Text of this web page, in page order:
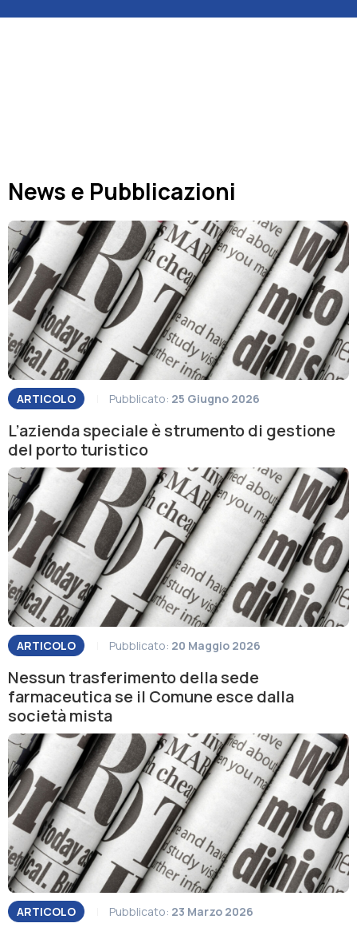
News e Pubblicazioni
ARTICOLO Pubblicato: 25 Giugno 2026
L’azienda speciale è strumento di gestione
del porto turistico
ARTICOLO Pubblicato: 20 Maggio 2026
Nessun trasferimento della sede
farmaceutica se il Comune esce dalla
società mista
ARTICOLO Pubblicato: 23 Marzo 2026